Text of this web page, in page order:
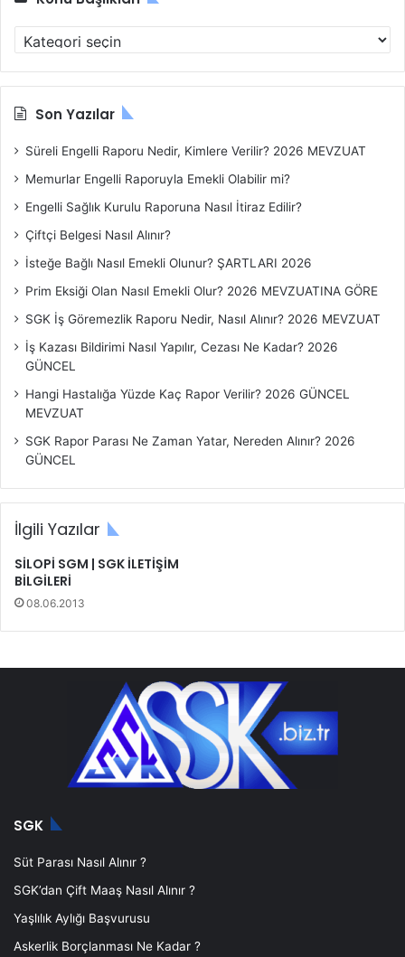
o
n
B
ş
ı
k
r
Son Yazılar
Süreli Engelli Raporu Nedir, Kimlere Verilir? 2026 MEVZUAT
Memurlar Engelli Raporuyla Emekli Olabilir mi?
Engelli Sağlık Kurulu Raporuna Nasıl İtiraz Edilir?
Çiftçi Belgesi Nasıl Alınır?
İsteğe Bağlı Nasıl Emekli Olunur? ŞARTLARI 2026
Prim Eksiği Olan Nasıl Emekli Olur? 2026 MEVZUATINA GÖRE
SGK İş Göremezlik Raporu Nedir, Nasıl Alınır? 2026 MEVZUAT
İş Kazası Bildirimi Nasıl Yapılır, Cezası Ne Kadar? 2026
GÜNCEL
Hangi Hastalığa Yüzde Kaç Rapor Verilir? 2026 GÜNCEL
MEVZUAT
SGK Rapor Parası Ne Zaman Yatar, Nereden Alınır? 2026
GÜNCEL
İlgili Yazılar
SİLOPİ SGM | SGK İLETİŞİM
BİLGİLERİ
08.06.2013
SGK
Süt Parası Nasıl Alınır ?
SGK’dan Çift Maaş Nasıl Alınır ?
Yaşlılık Aylığı Başvurusu
Askerlik Borçlanması Ne Kadar ?